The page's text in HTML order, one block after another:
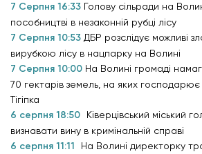
7 Серпня 16:33 Голову сільради на
пособництві в незаконній рубці лісу
7 Серпня 10:53 ДБР розслідує можливі
вирубкою лісу в нацпарку на Волині
7 Серпня 10:00 На Волині громаді
70 гектарів земель, на яких господарює
Тігіпка
6 серпня 18:50
Ківерцівський міський
визнавати вину в кримінальній справі
6 серпня 11:11
На Волині директорку